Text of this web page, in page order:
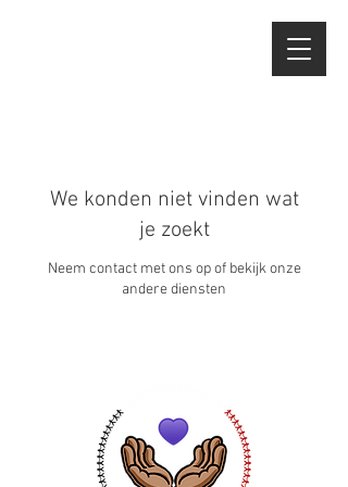
We konden niet vinden wat
je zoekt
Neem contact met ons op of bekijk onze
andere diensten